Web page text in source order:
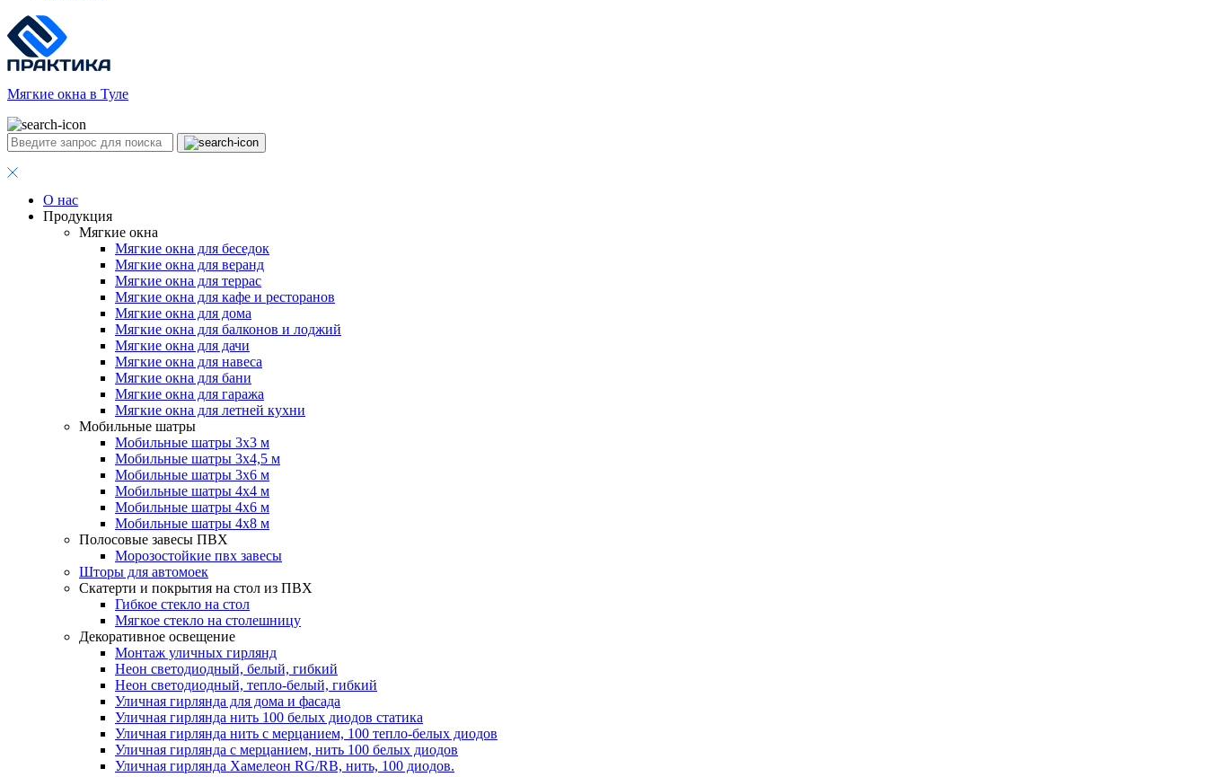
Мягкие окна в Туле
О нас
Продукция
Мягкие окна
Мягкие окна для беседок
Мягкие окна для веранд
Мягкие окна для террас
Мягкие окна для кафе и ресторанов
Мягкие окна для дома
Мягкие окна для балконов и лоджий
Мягкие окна для дачи
Мягкие окна для навеса
Мягкие окна для бани
Мягкие окна для гаража
Мягкие окна для летней кухни
Мобильные шатры
Мобильные шатры 3х3 м
Мобильные шатры 3х4,5 м
Мобильные шатры 3х6 м
Мобильные шатры 4х4 м
Мобильные шатры 4х6 м
Мобильные шатры 4х8 м
Полосовые завесы ПВХ
Морозостойкие пвх завесы
Шторы для автомоек
Скатерти и покрытия на стол из ПВХ
Гибкое стекло на стол
Мягкое стекло на столешницу
Декоративное освещение
Монтаж уличных гирлянд
Неон светодиодный, белый, гибкий
Неон светодиодный, тепло-белый, гибкий
Уличная гирлянда для дома и фасада
Уличная гирлянда нить 100 белых диодов статика
Уличная гирлянда нить с мерцанием, 100 тепло-белых диодов
Уличная гирлянда с мерцанием, нить 100 белых диодов
Уличная гирлянда Хамелеон RG/RB, нить, 100 диодов.